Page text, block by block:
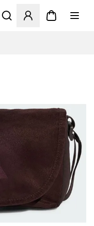
Åbner en Modal til at